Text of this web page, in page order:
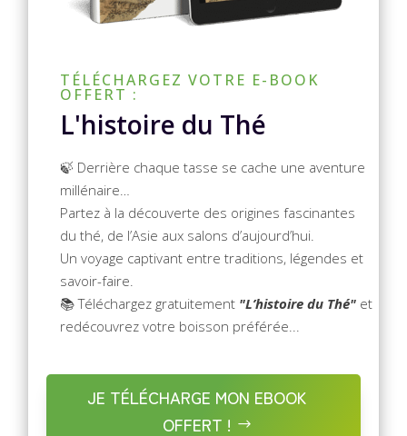
TÉLÉCHARGEZ VOTRE E-BOOK
OFFERT :
L'histoire du Thé
🍃 Derrière chaque tasse se cache une aventure
millénaire…
Partez à la découverte des origines fascinantes
du thé, de l’Asie aux salons d’aujourd’hui.
Un voyage captivant entre traditions, légendes et
savoir-faire.
📚 Téléchargez gratuitement "L’histoire du Thé" et
redécouvrez votre boisson préférée...
JE TÉLÉCHARGE MON EBOOK
OFFERT !